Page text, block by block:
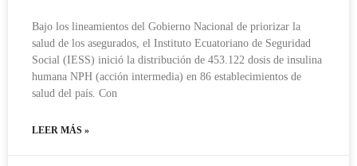
Bajo los lineamientos del Gobierno Nacional de priorizar la
salud de los asegurados, el Instituto Ecuatoriano de Seguridad
Social (IESS) inició la distribución de 453.122 dosis de insulina
humana NPH (acción intermedia) en 86 establecimientos de
salud del país. Con
LEER MÁS »